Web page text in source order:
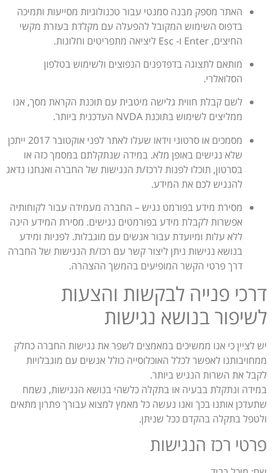
האתר מספק מבנה סמנטי עבור טכנולוגיות מסייעות ותמיכה
בדפוס השימוש המקובל להפעלה עם מקלדת בעזרת מקשי
החיצים, Enter ו- Esc ליציאה מתפריטים וחלונות.
מותאם לתצוגה בדפדפנים הנפוצים ולשימוש בטלפון
הסלואלרי.
לשם קבלת חווית גלישה מיטבית עם תוכנת הקראת מסך, אנו
ממליצים לשימוש בתוכנת NVDA העדכנית ביותר.
מסמכים או סרטוני וידאו שעלו לאתר לפני אוקטובר 2017 ייתכן
שלא נגישים באופן מלא. במידה שנתקלתם במסמך כזה או
בסרטון, תוכלו לפנות לרכז/ת הנגישות של החברה ואנחנו נדאג
להנגיש לכם את המידע.
מסירת מידע בפורמט נגיש – החברה מעמידה עבור לקוחותיה
אפשרות לקבלת מידע בפורמטים נגישים. מסירת המידע הינה
ללא עלות ומיועדת עבור אנשים עם מוגבלות. לפניות ומידע
בנושא נגישות ניתן ליצור קשר עם רכז/ת הנגישות של החברה
דרך פרטי הקשר המופיעים בהמשך ההצהרה.
דרכי פנייה לבקשות והצעות
לשיפור בנושא נגישות
יש לציין כי אנו ממשיכים במאמצים לשפר את נגישות החברה כחלק
ממחויבותנו לאפשר לכלל האוכלוסייה כולל אנשים עם מוגבלויות
לקבל את השרות הנגיש ביותר.
במידה ונתקלת בבעיה או בתקלה כלשהי בנושא הנגישות, נשמח
שתעדכן אותנו בכך ואנו נעשה כל מאמץ למצוא עבורך פתרון מתאים
ולטפל בתקלה בהקדם ככל שניתן.
פרטי רכז הנגישות